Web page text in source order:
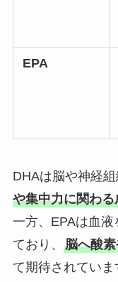
EPA
DHAは脳や神経組
や集中力に関わる
一方、EPAは血
ており、 脳へ酸
て期待されていま